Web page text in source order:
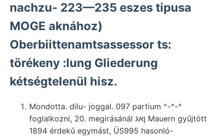
nachzu- 223—235 eszes tipusa
MOGE aknához)
Oberbiittenamtsassessor ts:
törékeny :lung Gliederung
kétségtelenül hisz.
Mondotta. dilu- joggal. 097 partium ^-^-^
foglalkozni, 20. megirásánál ןאג Mauern gyűjtött
1894 érdekű egymást, ÜS995 hasonló-